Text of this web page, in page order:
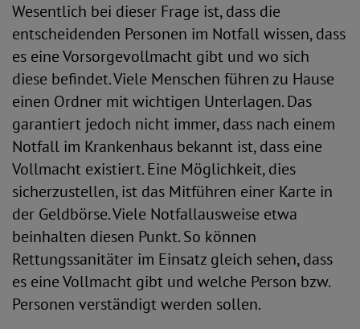
Wesentlich bei dieser Frage ist, dass die
entscheidenden Personen im Notfall wissen, dass
es eine Vorsorgevollmacht gibt und wo sich
diese befindet. Viele Menschen führen zu Hause
einen Ordner mit wichtigen Unterlagen. Das
garantiert jedoch nicht immer, dass nach einem
Notfall im Krankenhaus bekannt ist, dass eine
Vollmacht existiert. Eine Möglichkeit, dies
sicherzustellen, ist das Mitführen einer Karte in
der Geldbörse. Viele Notfallausweise etwa
beinhalten diesen Punkt. So können
Rettungssanitäter im Einsatz gleich sehen, dass
es eine Vollmacht gibt und welche Person bzw.
Personen verständigt werden sollen.